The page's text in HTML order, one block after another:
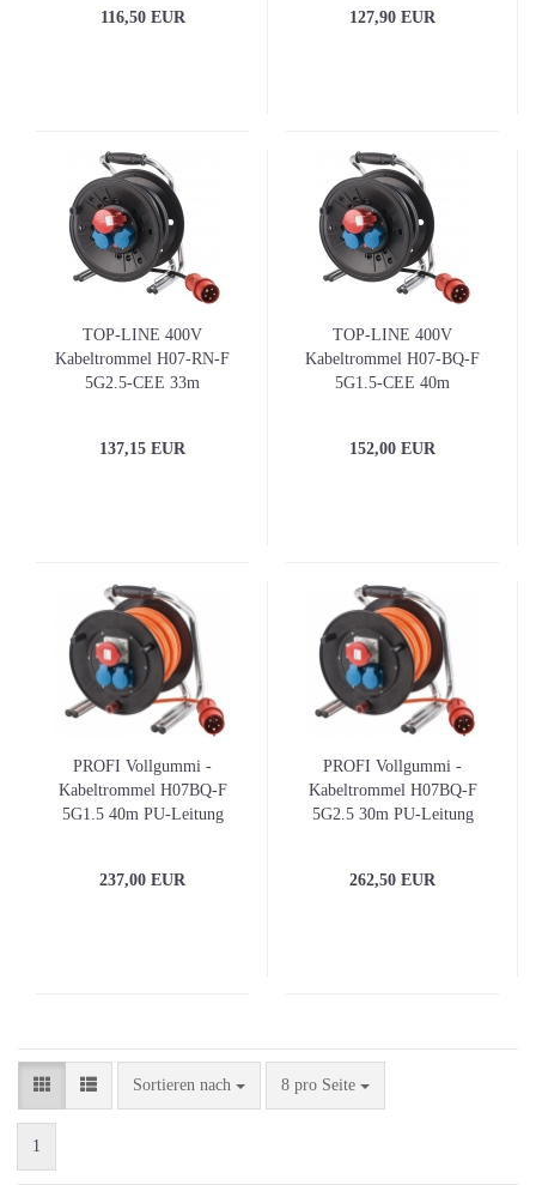
116,50 EUR
127,90 EUR
TOP-LINE 400V
Kabeltrommel H07-RN-F
5G2.5-CEE 33m
137,15 EUR
TOP-LINE 400V
Kabeltrommel H07-BQ-F
5G1.5-CEE 40m
152,00 EUR
PROFI Vollgummi -
Kabeltrommel H07BQ-F
5G1.5 40m PU-Leitung
237,00 EUR
PROFI Vollgummi -
Kabeltrommel H07BQ-F
5G2.5 30m PU-Leitung
262,50 EUR
Sortieren nach
Sortieren nach 8 pro Seite
pro Seite
1